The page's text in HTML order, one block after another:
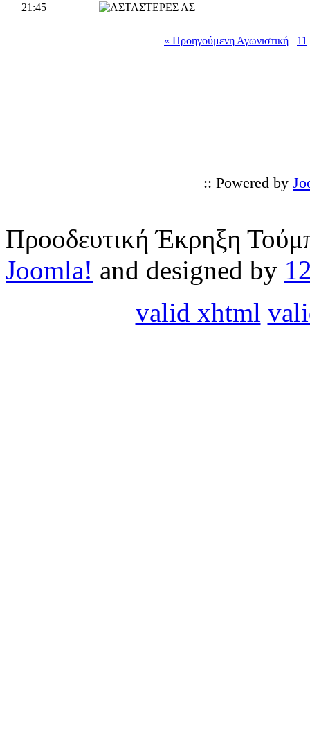
21:45
ΑΣΤΕΡΕΣ ΑΣ
« Προηγούμενη Αγωνιστική 11
:: Powered by
Προοδευτική Έκρηξη
Joomla! and designed by
valid xhtml